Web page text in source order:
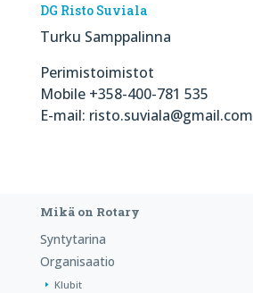
DG Risto Suviala
Turku Samppalinna
Perimistoimistot
Mobile +358-400-781 535
E-mail: risto.suviala@gmail.com
Mikä on Rotary
Syntytarina
Organisaatio
Klubit